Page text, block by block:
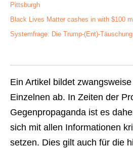
Pittsburgh
Black Lives Matter cashes in with $100
Systemfrage: Die Trump-(Ent)-Täuschung
Ein Artikel bildet
Einzelnen ab. In Zeiten der
Gegenpropaganda ist es
sich mit allen Informationen
setzen. Dies gilt auch für die